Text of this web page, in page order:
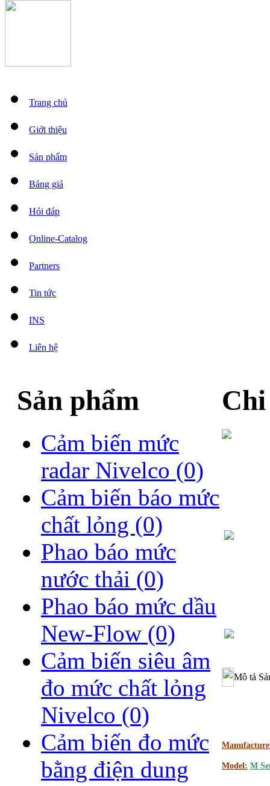
Trang chủ
Giới thiệu
Sản phẩm
Bảng giá
Hỏi đáp
Online-Catalog
Partners
Tin tức
INS
Liên hệ
Sản phẩm
Cảm biến mức
radar Nivelco (0)
Cảm biến báo mức
chất lỏng (0)
Phao báo mức
nước thải (0)
Phao báo mức dầu
New-Flow (0)
Cảm biến siêu âm
đo mức chất lỏng
Nivelco (0)
Cảm biến đo mức
bằng điện dung
Mô tả
Model: M